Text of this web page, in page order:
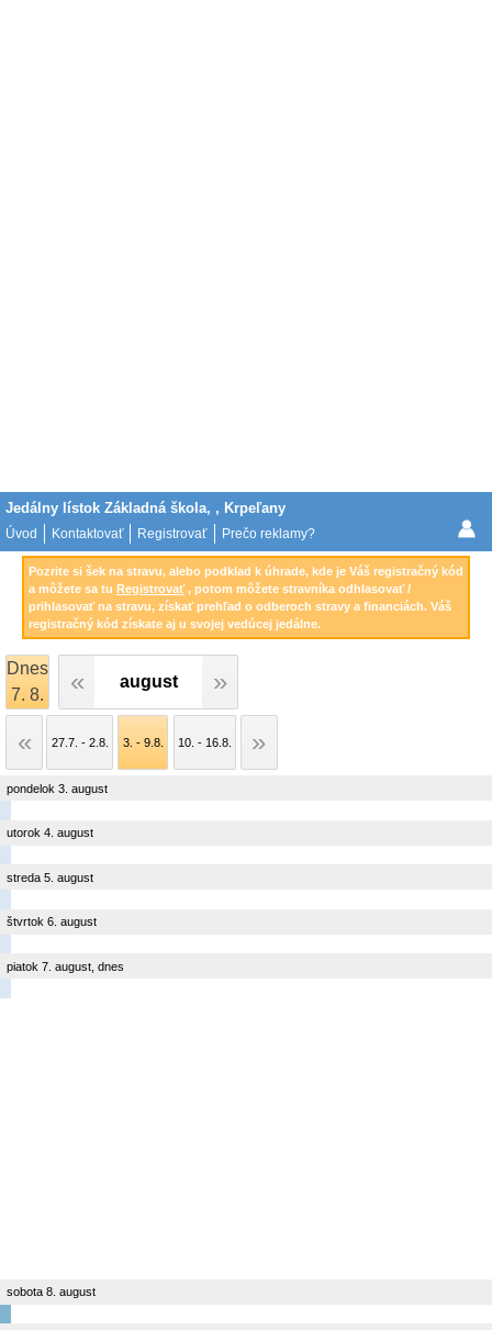
Jedálny lístok Základná škola, , Krpeľany
Úvod Kontaktovať Registrovať Prečo reklamy?
Pozrite si šek na stravu, alebo podklad k úhrade, kde je Váš registračný kód
a môžete sa tu Registrovať, potom môžete stravníka odhlasovať /
prihlasovať na stravu, získať prehľad o odberoch stravy a financiách. Váš
registračný kód získate aj u svojej vedúcej jedálne.
Dnes
7. 8.
august
27.7. - 2.8. 3. - 9.8. 10. - 16.8.
pondelok 3. august
utorok 4. august
streda 5. august
štvrtok 6. august
piatok 7. august, dnes
sobota 8. august